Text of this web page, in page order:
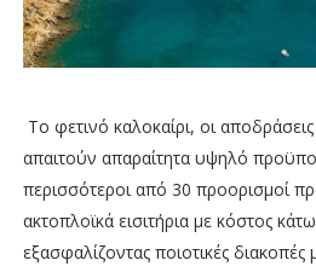
Το φετινό καλοκαίρι, οι
απαιτούν απαραίτητα υψηλό
περισσότεροι από 30 προορισμοί
ακτοπλοϊκά εισιτήρια με κόστος
εξασφαλίζοντας ποιοτικές